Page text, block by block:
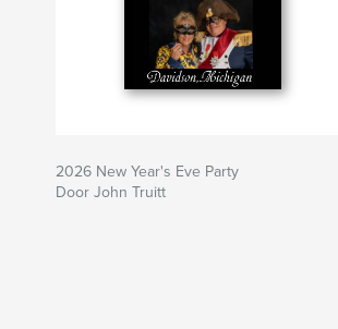
2026 New Year's Eve Party
Door John Truitt